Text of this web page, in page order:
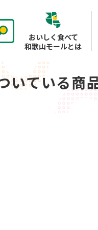
おいしく食べて
和歌山モールとは
いている商